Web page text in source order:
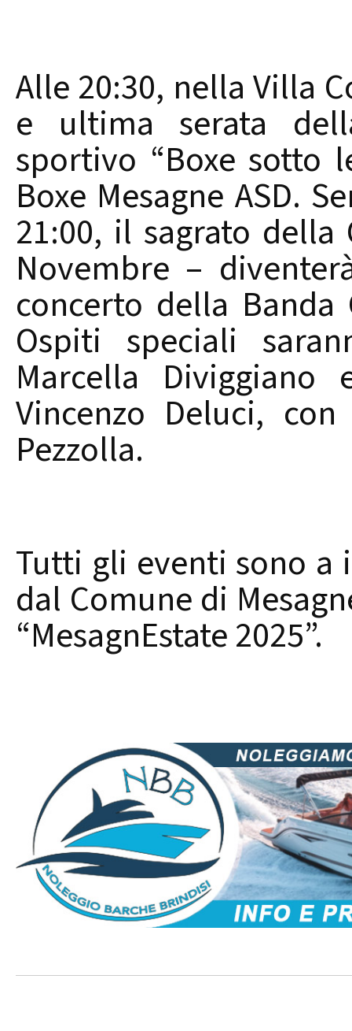
Alle 20:30, nella Villa
e ultima serata
sportivo “Boxe sotto
Boxe Mesagne ASD.
21:00, il sagrato della
Novembre –
concerto della Banda
Ospiti speciali
Marcella
Vincenzo Deluci,
Pezzolla.
Tutti gli eventi sono a
dal Comune di
“MesagnEstate 2025”.